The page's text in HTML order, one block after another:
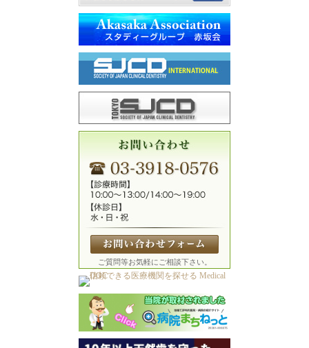
ご質問等お気軽にご相談下さい。